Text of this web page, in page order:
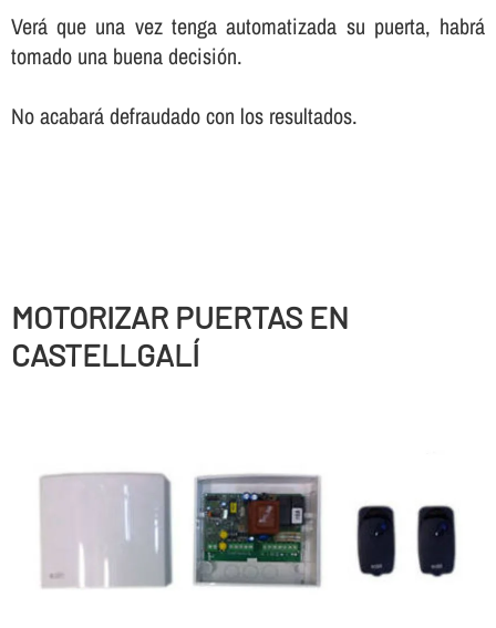
Verá que una vez tenga automatizada su puerta, habrá
tomado una buena decisión.
No acabará defraudado con los resultados.
MOTORIZAR PUERTAS EN
CASTELLGALÍ